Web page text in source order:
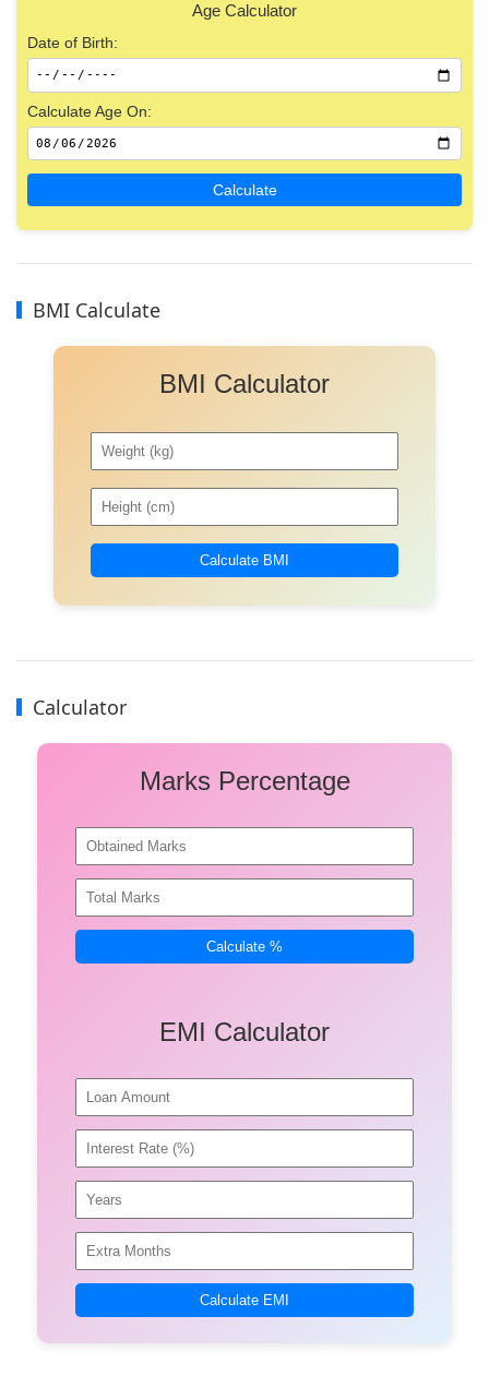
Age Calculator
Date of Birth:
Calculate Age On:
Calculate
BMI Calculate
BMI Calculator
Calculate BMI
Calculator
Marks Percentage
Calculate %
EMI Calculator
Calculate EMI